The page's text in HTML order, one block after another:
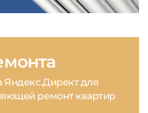
Яндекс.Директ для
ремонт квартир